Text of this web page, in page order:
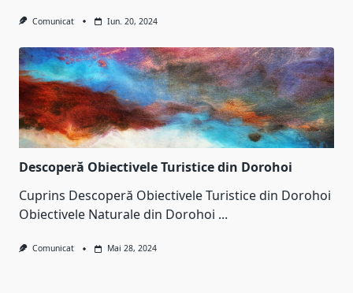
Comunicat Iun. 20, 2024
Descoperă Obiectivele Turistice din Dorohoi
Cuprins Descoperă Obiectivele Turistice din Dorohoi
Obiectivele Naturale din Dorohoi ...
Comunicat Mai 28, 2024